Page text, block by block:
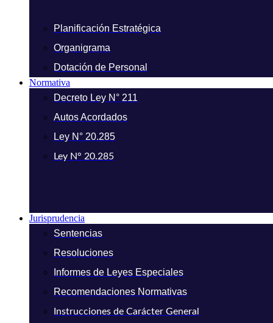
Planificación Estratégica
Organigrama
Dotación de Personal
Normativa
Decreto Ley N° 211
Autos Acordados
Ley N° 20.285
Ley N° 20.285
Jurisprudencia
Sentencias
Resoluciones
Informes de Leyes Especiales
Recomendaciones Normativas
Instrucciones de Carácter General